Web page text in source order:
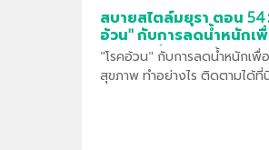
สบายสไตล์มยุรา ตอน 54
อ้วน" กับการลดน้ำหนักเ
สุขภาพ ทำอย่างไร
"โรคอ้วน" กับการลดน้ำหนักเพื่อ
สุขภาพ ทำอย่างไร ติดตามได้ที่